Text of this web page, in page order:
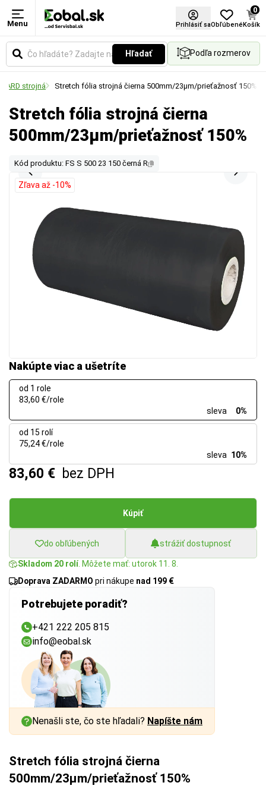
Menu Prihlásiť saObľúbené
0
Košík
Hľadať Podľa rozmerov
strojná Stretch fólia strojná čierna 500mm/23µm/prieťažnosť 150%
Stretch fólia strojná čierna
500mm/23µm/prieťažnosť 150%
Kód produktu: FS S 500 23 150 černá R
Nakúpte viac a ušetríte
od 1 role
83,60 €/role
sleva
0%
od 15 rolí
75,24 €/role
sleva 10%
83,60 € bez DPH
Kúpiť
do obľúbených strážiť dostupnosť
Skladom 20 rolí. Môžete mať: utorok 11. 8.
Doprava ZADARMO pri nákupe nad 199 €
Potrebujete poradiť?
+421 222 205 815
info@eobal.sk
Nenašli ste, čo ste hľadali? Napíšte nám
Zľava až -10%
Stretch fólia strojná čierna
500mm/23µm/prieťažnosť 150%